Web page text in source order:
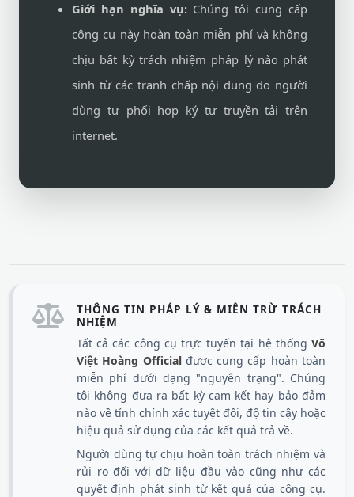
Giới hạn nghĩa vụ:Chúng tôi cung cấp
công cụ này hoàn toàn miễn phí và không
chịu bất kỳ trách nhiệm pháp lý nào phát
sinh từ các tranh chấp nội dung do người
dùng tự phối hợp ký tự truyền tải trên
internet.
THÔNG TIN PHÁP LÝ & MIỄN TRỪ TRÁCH
NHIỆM
Tất cả các công cụ trực tuyến tại hệ thống Võ
Việt Hoàng Officialđược cung cấp hoàn toàn
miễn phí dưới dạng "nguyên trạng". Chúng
tôi không đưa ra bất kỳ cam kết hay bảo đảm
nào về tính chính xác tuyệt đối, độ tin cậy hoặc
hiệu quả sử dụng của các kết quả trả về.
Người dùng tự chịu hoàn toàn trách nhiệm và
rủi ro đối với dữ liệu đầu vào cũng như các
quyết định phát sinh từ kết quả của công cụ.